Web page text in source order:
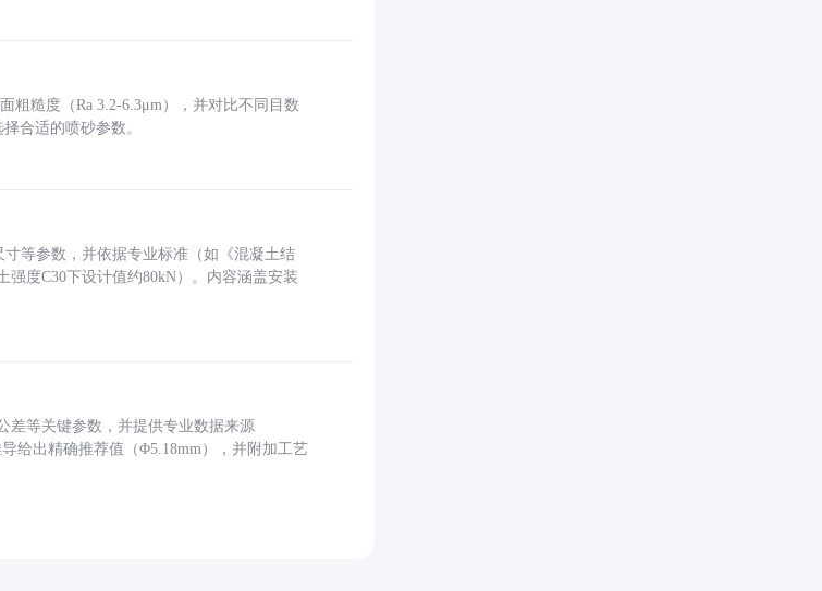
粗糙度（Ra 3.2-6.3μm），并对比不同目数
合适的喷砂参数。
等参数，并依据专业标准（如《混凝土结
强度C30下设计值约80kN）。内容涵盖安装
差等关键参数，并提供专业数据来源
给出精确推荐值（Φ5.18mm），并附加工艺